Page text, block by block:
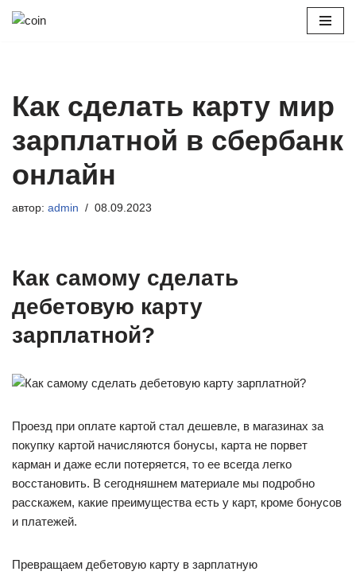
Как сделать карту мир
зарплатной в сбербанк
онлайн
автор: admin 08.09.2023
Как самому сделать
дебетовую карту
зарплатной?
Проезд при оплате картой стал дешевле, в магазинах за
покупку картой начисляются бонусы, карта не порвет
карман и даже если потеряется, то ее всегда легко
восстановить. В сегодняшнем материале мы подробно
расскажем, какие преимущества есть у карт, кроме бонусов
и платежей.
Превращаем дебетовую карту в зарплатную